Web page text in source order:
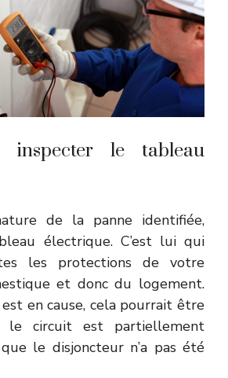
le tableau
de la panne identifiée,
électrique. C’est lui qui
les protections de votre
et donc du logement.
en cause, cela pourrait être
le circuit est partiellement
le disjoncteur n’a pas été